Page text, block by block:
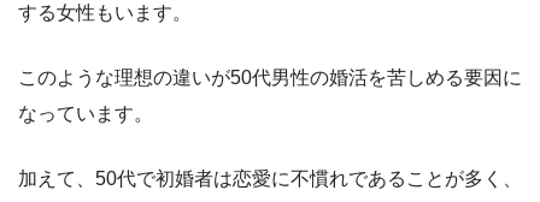
する女性もいます。
このような理想の違いが50代男性の婚活を苦しめる要因に
なっています。
加えて、50代で初婚者は恋愛に不慣れであることが多く、